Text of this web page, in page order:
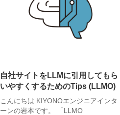
自社サイトをLLMに引用してもら
いやすくするためのTips (LLMO)
こんにちは KIYONOエンジニアインタ
ーンの岩本です。 「LLMO